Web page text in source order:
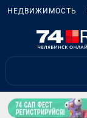
НЕДВИЖИМОСТЬ